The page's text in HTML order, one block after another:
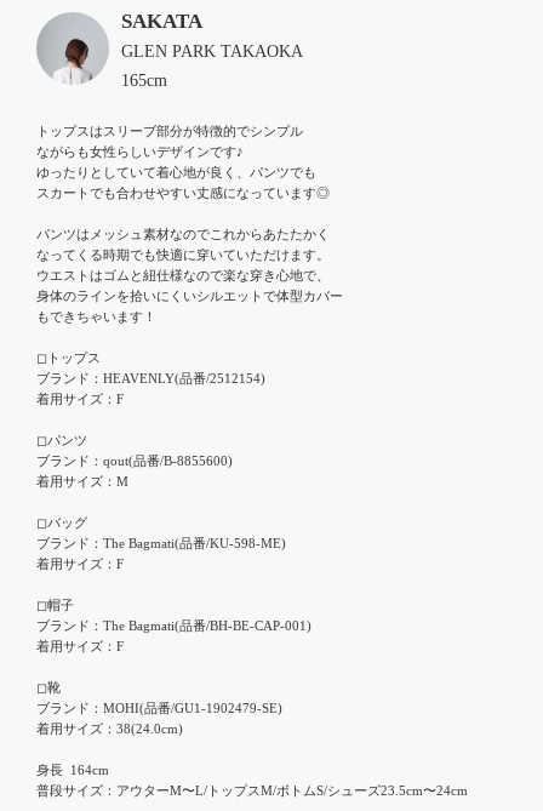
SAKATA
GLEN PARK TAKAOKA
165cm
トップスはスリーブ部分が特徴的でシンプル
ながらも女性らしいデザインです♪
ゆったりとしていて着心地が良く、パンツでも
スカートでも合わせやすい丈感になっています◎
パンツはメッシュ素材なのでこれからあたたかく
なってくる時期でも快適に穿いていただけます。
ウエストはゴムと紐仕様なので楽な穿き心地で、
身体のラインを拾いにくいシルエットで体型カバー
もできちゃいます！
◻︎トップス
ブランド：HEAVENLY(品番/2512154)
着用サイズ：F
◻︎パンツ
ブランド：qout(品番/B-8855600)
着用サイズ：M
◻︎バッグ
ブランド：The Bagmati(品番/KU-598-ME)
着用サイズ：F
◻︎帽子
ブランド：The Bagmati(品番/BH-BE-CAP-001)
着用サイズ：F
◻︎靴
ブランド：MOHI(品番/GU1-1902479-SE)
着用サイズ：38(24.0cm)
身長  164cm
普段サイズ：アウターM〜L/トップスM/ボトムS/シューズ23.5cm〜24cm